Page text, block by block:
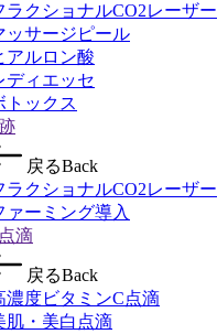
ラクショナルCO2レーザー
ッサージピール
アルロン酸
ディエッセ
トックス
戻るBack
ラクショナルCO2レーザー
ァーミング導入
滴
戻るBack
濃度ビタミンC点滴
肌・美白点滴